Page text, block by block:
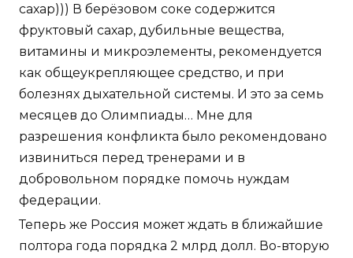
сахар))) В берёзовом соке содержится
фруктовый сахар, дубильные вещества,
витамины и микроэлементы, рекомендуется
как общеукрепляющее средство, и при
болезнях дыхательной системы. И это за семь
месяцев до Олимпиады… Мне для
разрешения конфликта было рекомендовано
извиниться перед тренерами и в
добровольном порядке помочь нуждам
федерации.
Теперь же Россия может ждать в ближайшие
полтора года порядка 2 млрд долл. Во-вторую